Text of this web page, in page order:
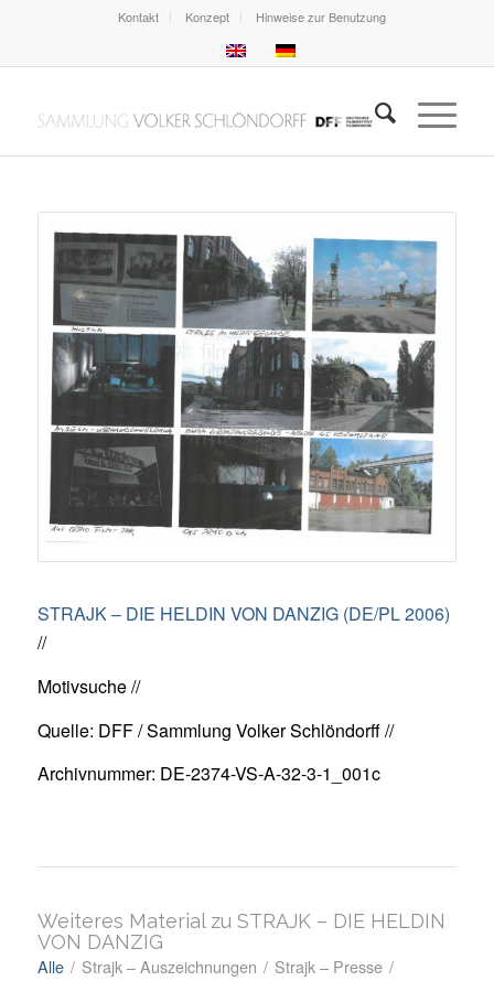
Kontakt Konzept Hinweise zur Benutzung
STRAJK – DIE HELDIN VON DANZIG (DE/PL 2006)
//
Motivsuche //
Quelle: DFF / Sammlung Volker Schlöndorff //
Archivnummer: DE-2374-VS-A-32-3-1_001c
Weiteres Material zu STRAJK – DIE HELDIN
VON DANZIG
Alle / Strajk – Auszeichnungen / Strajk – Presse /